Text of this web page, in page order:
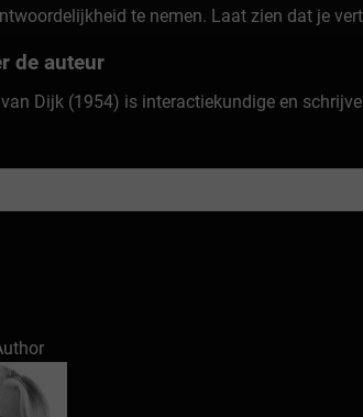
te nemen. Laat zien dat je
de auteur
Dijk (1954) is interactiekundige en